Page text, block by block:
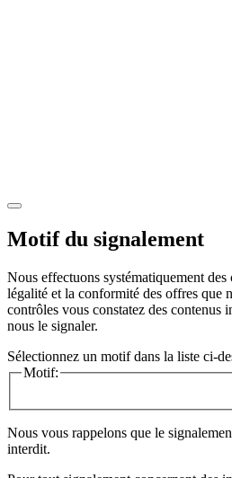
Motif du signalement
Nous effectuons systématiquement
légalité et la conformité des offres que
contrôles vous constatez des contenus
nous le signaler.
Sélectionnez un motif dans la liste ci-
Motif:
Nous vous rappelons que le
interdit.